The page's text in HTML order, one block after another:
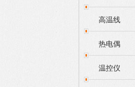
高温线
热电偶
温控仪